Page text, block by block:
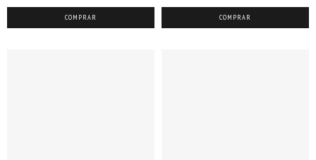
COMPRAR COMPRAR